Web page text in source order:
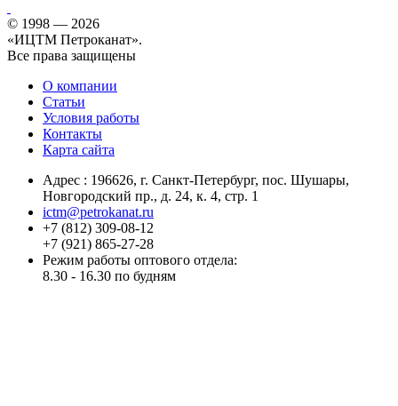
© 1998 — 2026
«ИЦТМ Петроканат».
Все права защищены
О компании
Статьи
Условия работы
Контакты
Карта сайта
Адрес : 196626, г. Санкт-Петербург, пос. Шушары,
Новгородский пр., д. 24, к. 4, стр. 1
ictm@petrokanat.ru
+7 (812) 309-08-12
+7 (921) 865-27-28
Режим работы оптового отдела:
8.30 - 16.30 по будням